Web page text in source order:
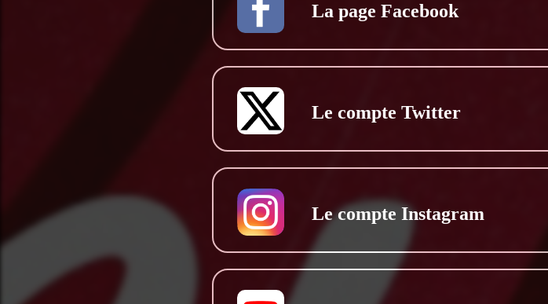
La page Facebook
Le compte Twitter
Le compte Instagram